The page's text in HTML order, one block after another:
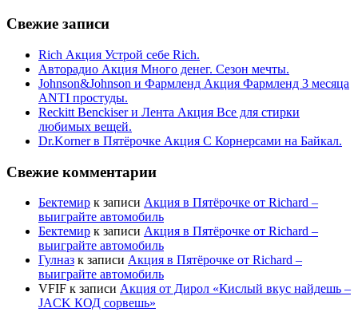
Свежие записи
Rich Акция Устрой себе Rich.
Авторадио Акция Много денег. Сезон мечты.
Johnson&Johnson и Фармленд Акция Фармленд 3 месяца
ANTI простуды.
Reckitt Benckiser и Лента Акция Все для стирки
любимых вещей.
Dr.Korner в Пятёрочке Акция С Корнерсами на Байкал.
Свежие комментарии
Бектемир к записи Акция в Пятёрочке от Richard –
выиграйте автомобиль
Бектемир к записи Акция в Пятёрочке от Richard –
выиграйте автомобиль
Гулназ к записи Акция в Пятёрочке от Richard –
выиграйте автомобиль
VFIF к записи Акция от Дирол «Кислый вкус найдешь –
JACK КОД сорвешь»